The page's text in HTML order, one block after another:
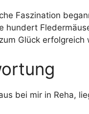
Faszination
hundert
Glück
bei mir in Reha,